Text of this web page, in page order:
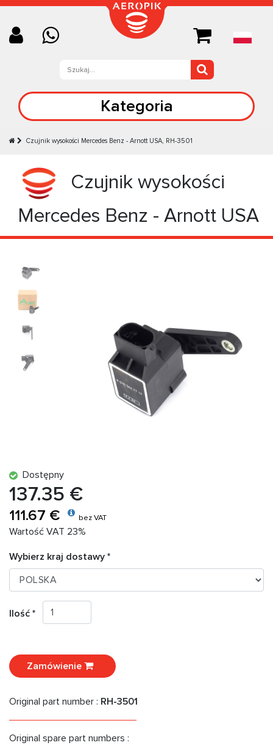
Kategoria
Czujnik wysokości Mercedes Benz - Arnott USA, RH-3501
Czujnik wysokości
Mercedes Benz - Arnott USA
Dostępny
137.35 €
111.67 € bez VAT
Wartość VAT 23%
Wybierz kraj dostawy *
Ilość *
Zamówienie
Original part number : RH-3501
Original spare part numbers :